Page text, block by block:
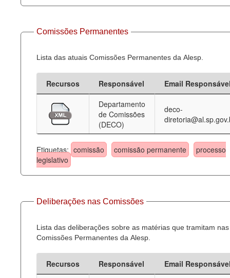
Perguntas frequentes
ContatoComissões Permanentes
Lista das atuais Comissões Permanentes da Alesp.
Recursos Responsável
Email
Departamento
de Comissões
(DECO)
deco-
Etiquetas: comissão comissão permanente
processo
legislativo
Deliberações nas Comissões
Lista das deliberações sobre as matérias que tramitam nas
Comissões Permanentes da Alesp.
Recursos Responsável
Email